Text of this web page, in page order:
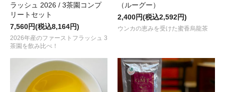
最古級の茶産地、滋賀・朝宮産の国産紅茶“天宮月露 2024 ～春摘
2024.07.10
ダージリン ファーストフラッシュ 2024 第4便 “シーヨク茶園 /
ＧＭＴで人気の国産紅茶
“日向花香 （ひゅうが はなか） 2024 ～春
2024.06.14
ラッシュ 2026 / 3茶園コンプ
リートセット
7,560円(税込8,164円)
2026年産のファーストフラッシュ 3
茶園を飲み比べ！
（ルーグー）
2,400円(税込2,592円)
ウンカの恵みを受けた蜜香烏龍茶